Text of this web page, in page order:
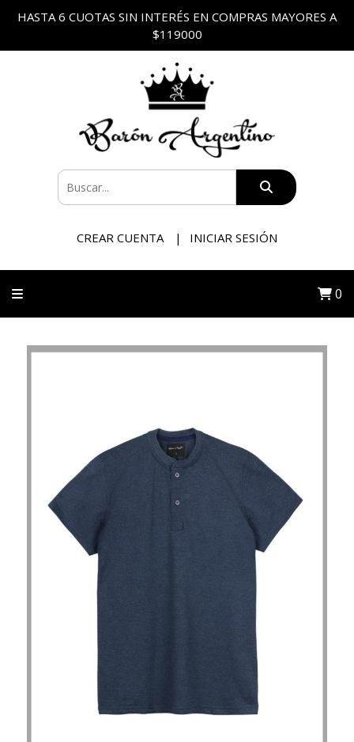
HASTA 6 CUOTAS SIN INTERÉS EN COMPRAS MAYORES A
$119000
CREAR CUENTA INICIAR SESIÓN
0